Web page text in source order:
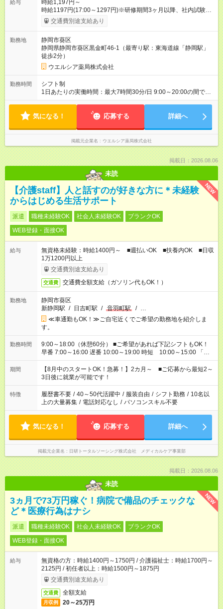
給与
時給1,197円～
時給1197円(17:00～1297円)※研修期間3ヶ月以降、社内試験に
よる更新判定あり 社内試験合格後、時給＋50～100円の昇給あ
り （大学生は＋20円） 試用期間あり：入社日から3ヶ月間／本
間の長さ：3ヶ月 雇用形態、給与は本採用時と同じです。
交通費別途支給あり
勤務地
静岡市葵区
静岡県静岡市葵区黒金町46-1（最寄り駅：東海道線「静岡駅」
徒歩2分）
ウエルシア薬局株式会社
勤務時間
シフト制
1日あたりの実働時間：最大7時間30分/日 9:00～20:00の間で1
日7.5時間の勤務 ☆週3～5日の勤務 ※勤務曜日応相談 ☆未経
気になる！ 応募する 詳細へ
掲載元企業名 ウエルシア薬局株式会社
掲載日：2026.08.06
未読
NEW
【介護staff】人と話すのが好きな方に＊未経験
からはじめる生活サポート
派遣 職種未経験OK 社会人未経験OK
ブランクOK
WEB登録・面接OK
給与
無資格未経験：時給1400円～ ■週払いOK ■扶養内OK ■日収
1万1200円以上
交通費別途支給あり
交通費 交通費全額支給（ガソリン代もOK！）
勤務地
静岡市葵区
新静岡駅 / 日吉町駅 / 音羽町駅 / …
≪車通勤もOK！≫ご自宅近くでご希望の勤務地を紹介しま
す。
勤務時間
9:00～18:00（休憩60分） ■ご希望があれば下記シフトもOK！
早番 7:00～16:00 遅番 10:00～19:00 時短 10:00～15:00 「家
族と休みを合わせたい」 「余裕を持って夕飯の準備がしたい」
「できれば残業はしたくない」 など、ご希望を教えてください
ね。 ※Wワーク希望の方へ 今ご覧のお仕事で希望する勤務時間
と、もう1つのお仕事の勤務時間。 合計で週40時間を超える場
合は応募できません。
期間
【8月中のスタートOK！急募！】2カ月～ ■ご応募から最短2～
3日後に就業が可能です！
特徴 履歴書不要 / 40～50代活躍中 / 服装自由 / シフト勤務 / 10名以
上の大量募集 / 電話対応なし / パソコンスキル不要
気になる！ 応募する 詳細へ
掲載元企業名 日研トータルソーシング株式会社 メディカルケア事業部
掲載日：2026.08.06
未読
NEW
3ヵ月で73万円稼ぐ！病院で備品のチェックな
ど＊医療行為はナシ
派遣 職種未経験OK 社会人未経験OK
ブランクOK
WEB登録・面接OK
給与
無資格の方：時給1400円～1750円 / 介護福祉士：時給1700円～
2125円 / 初任者以上：時給1500円～1875円
交通費別途支給あり
交通費 全額支給
月収例 20～25万円